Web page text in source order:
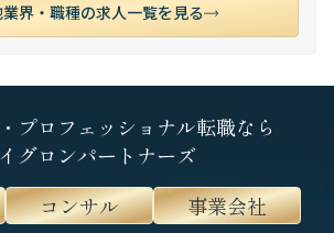
界・職種の求人一覧を見る
プロフェッショナル転職なら
グロンパートナーズ
コンサル 事業会社